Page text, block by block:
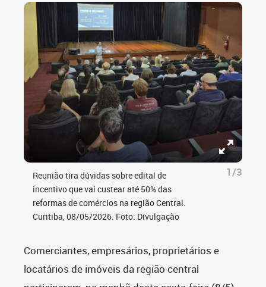
Reunião tira dúvidas sobre edital de
incentivo que vai custear até 50% das
reformas de comércios na região Central.
Curitiba, 08/05/2026. Foto: Divulgação
1/3
Comerciantes, empresários, proprietários e
locatários de imóveis da região central